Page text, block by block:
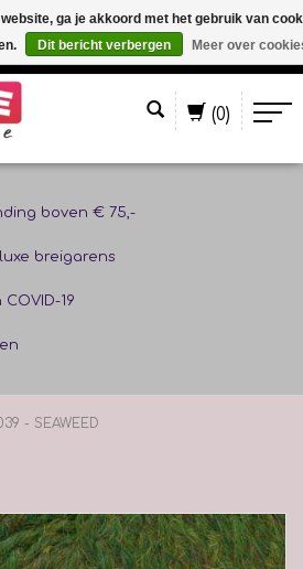
(0)
boven € 75,-
breigarens
19
- SEAWEED
ga je akkoord met het gebruik van
Dit bericht verbergen Meer over